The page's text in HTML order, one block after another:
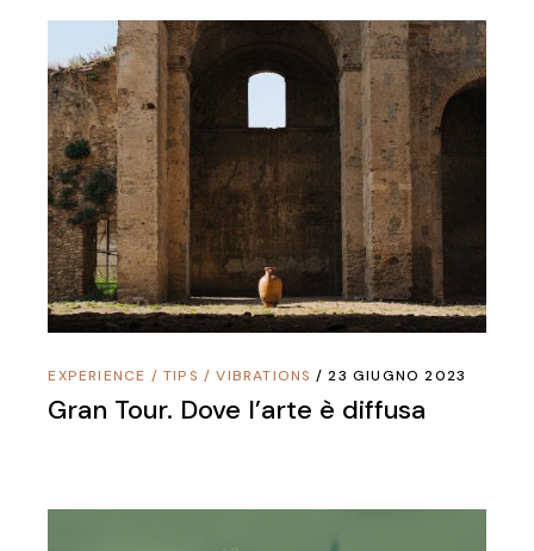
EXPERIENCE / TIPS /VIBRATIONS 23 GIUGNO 2023
Gran Tour. Dove l’arte è diffusa